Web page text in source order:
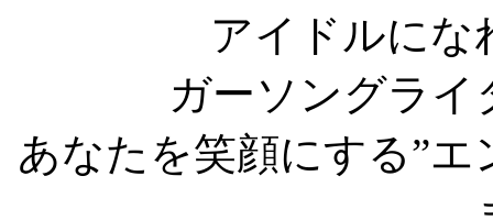
アイドルにな
ガーソングライ
あなたを笑顔にする”